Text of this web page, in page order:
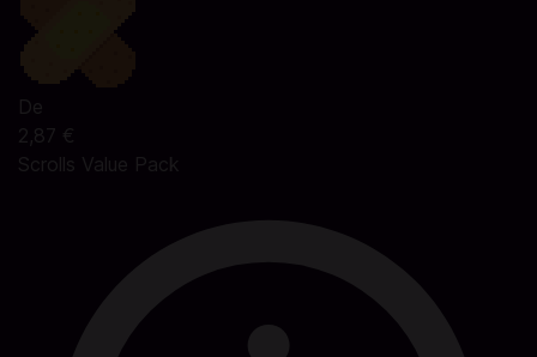
De
2,87 €
Scrolls Value Pack